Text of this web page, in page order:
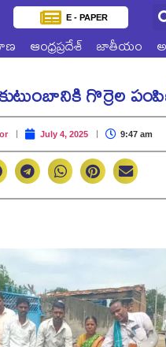
E - PAPER
ఆంధ్రప్రదేశ్ జాతీయం
గొర్రెల
July 4, 2025 9:47 am